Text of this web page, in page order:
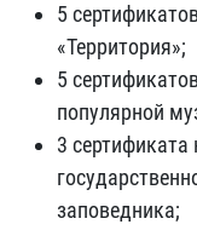
5
«Территория»;
5
популярной
3
заповедника;